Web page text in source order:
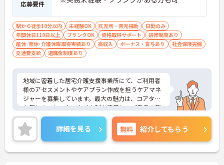
応募要件
駅から徒歩10分以内 未経験OK 託児所・育児補助
日勤のみ
年間休日110日以上
ブランクOK 資格取得サポート
研修制度あり
産休･育休･介護休暇取得実績あり
高収入 ボーナス・賞与あり
社会保険完備
交通費支給
退職金制度あり
地域に密着した居宅介護支援事業所にて、ご利用者
様のアセスメントやケアプラン作成を担うケアマネ
ジャーを募集しています。最大の魅力は、コアタイ
ム無しのフレックスタイム制を活用し、ご自身の裁
量でスケジュールを管理できる点です。ご自宅から
の直行訪問などを交えることで、日々の業務負担を
軽減しながら柔軟に働くことができます。また、未
就学児への保育手当や共済会による医療費・市販薬
の補助など、大手グループならではの手厚い福利厚
詳細を見る 無料 紹介してもらう